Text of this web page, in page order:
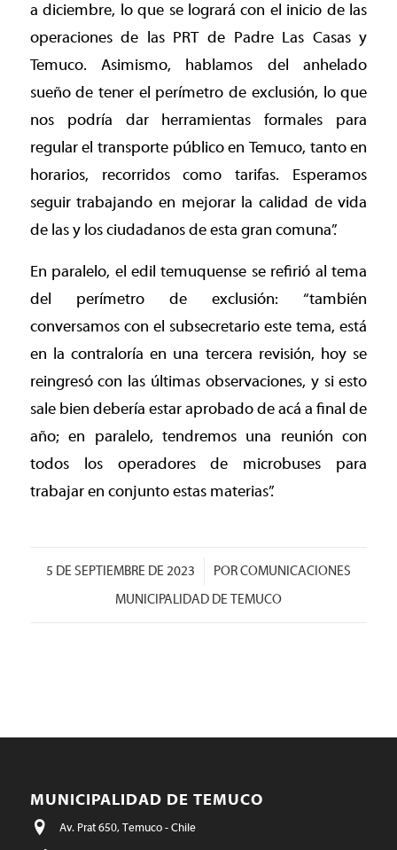
a diciembre, lo que se logrará con el inicio de las
operaciones de las PRT de Padre Las Casas y
Temuco. Asimismo, hablamos del anhelado
sueño de tener el perímetro de exclusión, lo que
nos podría dar herramientas formales para
regular el transporte público en Temuco, tanto en
horarios, recorridos como tarifas. Esperamos
seguir trabajando en mejorar la calidad de vida
de las y los ciudadanos de esta gran comuna”.
En paralelo, el edil temuquense se refirió al tema
del perímetro de exclusión: “también
conversamos con el subsecretario este tema, está
en la contraloría en una tercera revisión, hoy se
reingresó con las últimas observaciones, y si esto
sale bien debería estar aprobado de acá a final de
año; en paralelo, tendremos una reunión con
todos los operadores de microbuses para
trabajar en conjunto estas materias”.
5 DE SEPTIEMBRE DE 2023
/ PORCOMUNICACIONES
MUNICIPALIDAD DE TEMUCO
MUNICIPALIDAD DE TEMUCO
Av. Prat 650, Temuco - Chile